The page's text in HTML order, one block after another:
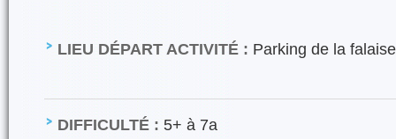
LIEU DÉPART ACTIVITÉ : Parking de la
DIFFICULTÉ : 5+ à 7a